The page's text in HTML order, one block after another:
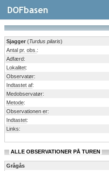
Sjagger (Turdus pilaris)
Antal pr. obs. :
Adfærd:
Lokalitet:
Observatør:
Indtastet af:
Medobservatør:
Metode:
Observationen er:
Indtastet:
Links:
ALLE OBSERVATIONER PÅ TUREN
Grågås